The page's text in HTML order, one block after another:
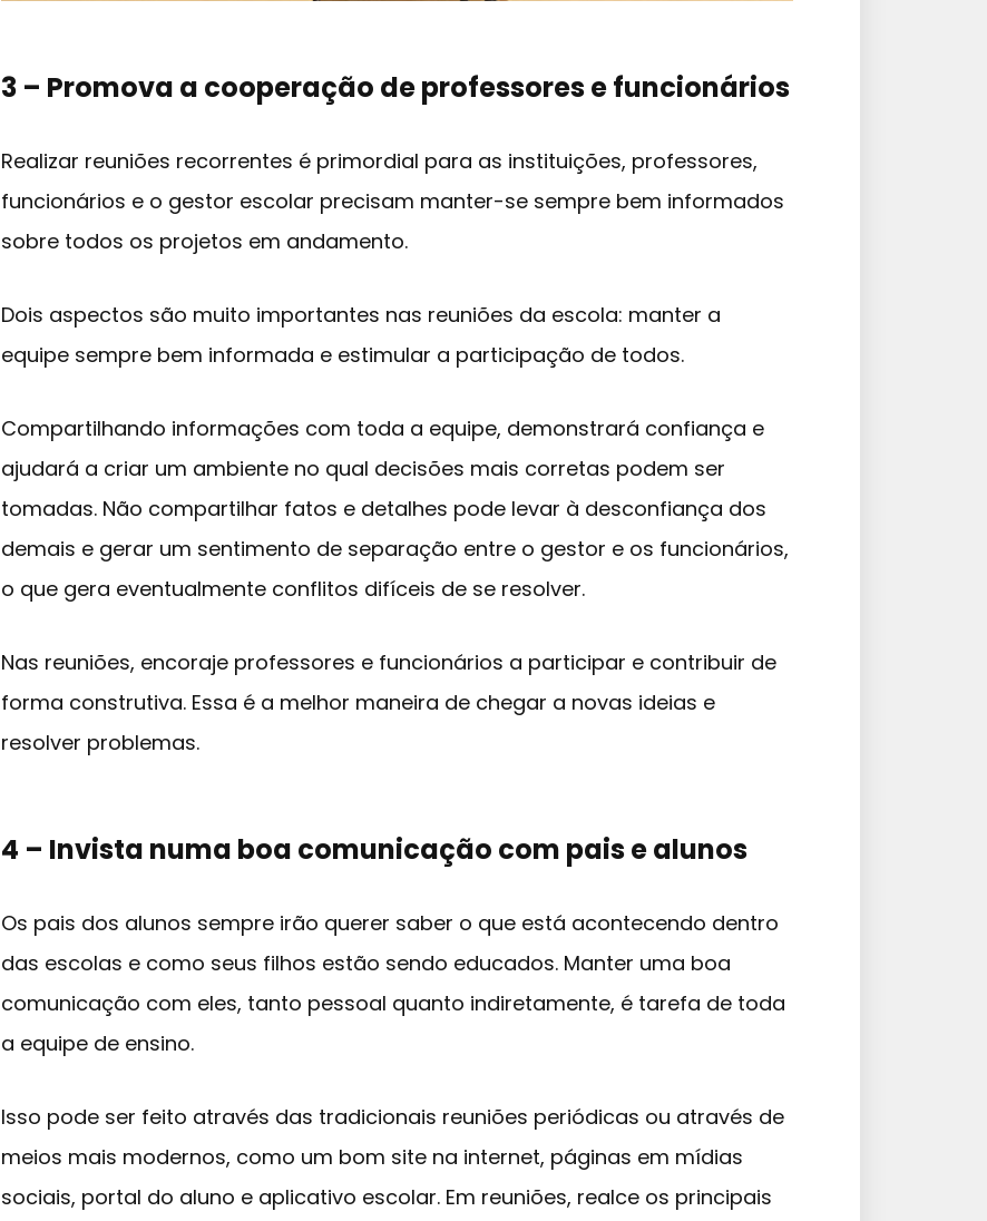
3 – Promova a cooperação de professores e funcionários
Realizar reuniões recorrentes é primordial para as instituições, professores,
funcionários e o gestor escolar precisam manter-se sempre bem informados
sobre todos os projetos em andamento.
Dois aspectos são muito importantes nas reuniões da escola: manter a
equipe sempre bem informada e estimular a participação de todos.
Compartilhando informações com toda a equipe, demonstrará confiança e
ajudará a criar um ambiente no qual decisões mais corretas podem ser
tomadas. Não compartilhar fatos e detalhes pode levar à desconfiança dos
demais e gerar um sentimento de separação entre o gestor e os funcionários,
o que gera eventualmente conflitos difíceis de se resolver.
Nas reuniões, encoraje professores e funcionários a participar e contribuir de
forma construtiva. Essa é a melhor maneira de chegar a novas ideias e
resolver problemas.
4 – Invista numa boa comunicação com pais e alunos
Os pais dos alunos sempre irão querer saber o que está acontecendo dentro
das escolas e como seus filhos estão sendo educados. Manter uma boa
comunicação com eles, tanto pessoal quanto indiretamente, é tarefa de toda
a equipe de ensino.
Isso pode ser feito através das tradicionais reuniões periódicas ou através de
meios mais modernos, como um bom site na internet, páginas em mídias
sociais, portal do aluno e aplicativo escolar. Em reuniões, realce os principais